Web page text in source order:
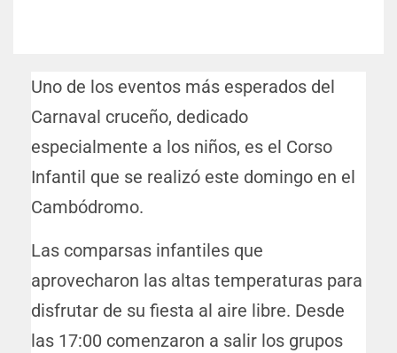
Uno de los eventos más esperados del
Carnaval cruceño, dedicado
especialmente a los niños, es el Corso
Infantil que se realizó este domingo en el
Cambódromo.
Las comparsas infantiles que
aprovecharon las altas temperaturas para
disfrutar de su fiesta al aire libre. Desde
las 17:00 comenzaron a salir los grupos